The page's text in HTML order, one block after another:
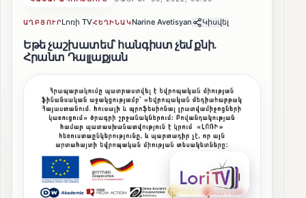
ԱՂԲՅՈՒՐԼոռի TVՀԵՂԻՆԱԿNarine Avetisyan Կիսվել
Եթե չաշխատեմ՝ հանգիստ չեմ քնի.
Հրանտ Դալլաքյան